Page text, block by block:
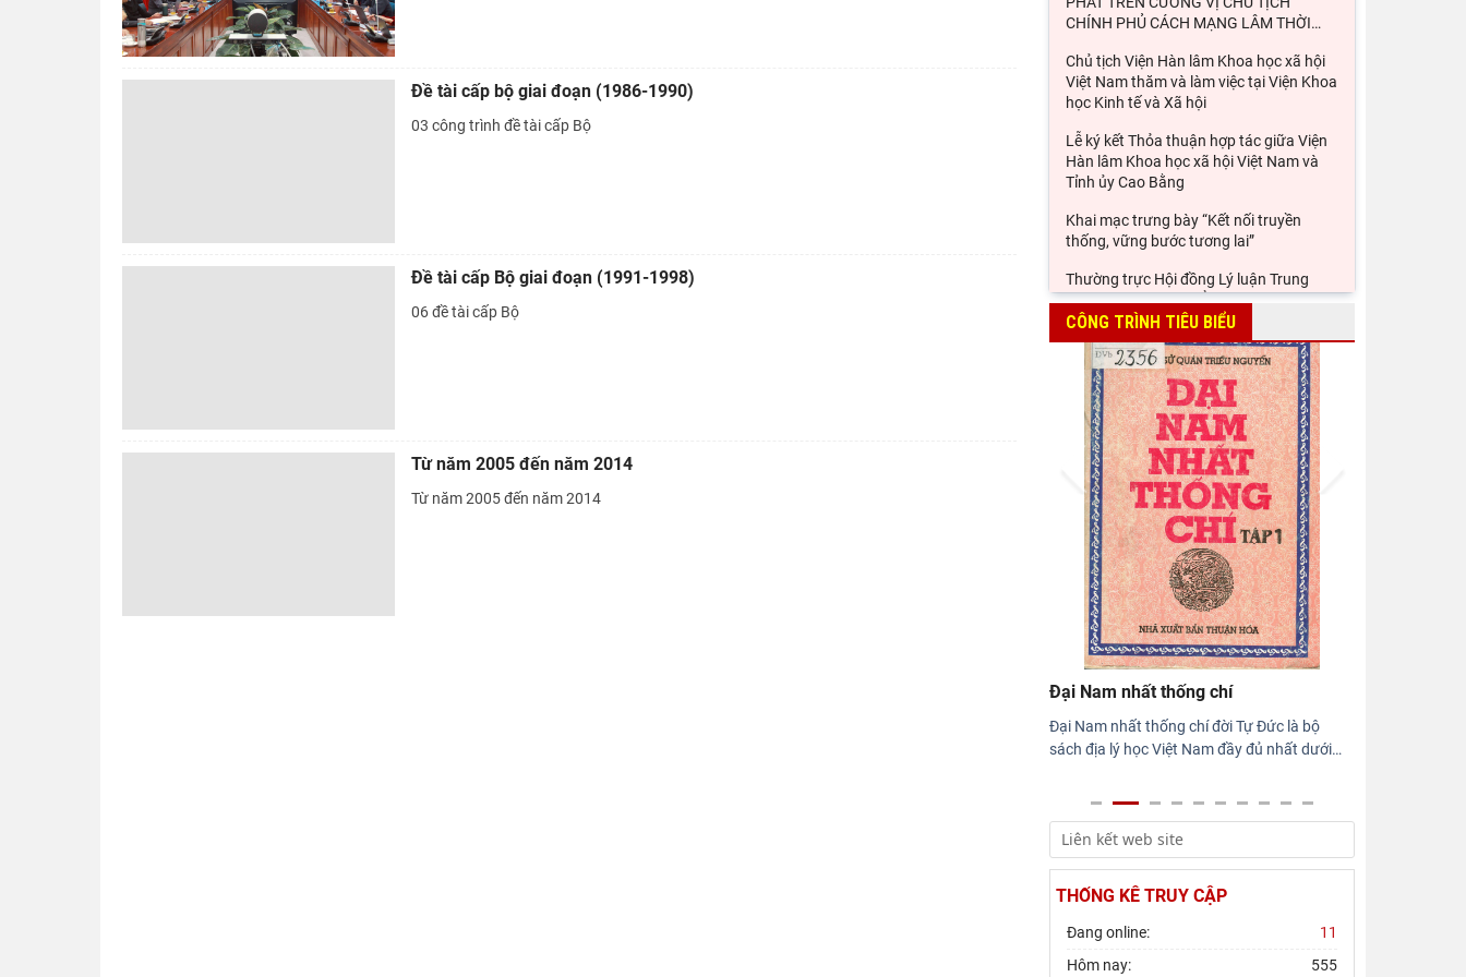
Đề tài cấp bộ giai đoạn (1986-1990)
03 công trình đề tài cấp Bộ
Đề tài cấp Bộ giai đoạn (1991-1998)
06 đề tài cấp Bộ
Từ năm 2005 đến năm 2014
Từ năm 2005 đến năm 2014
CHÍNH PHỦ CÁCH MẠNG LÂM THỜI…
Chủ tịch Viện Hàn lâm Khoa học xã hội
Việt Nam thăm và làm việc tại Viện Khoa
học Kinh tế và Xã hội
Lễ ký kết Thỏa thuận hợp tác giữa Viện
Hàn lâm Khoa học xã hội Việt Nam và
Tỉnh ủy Cao Bằng
Khai mạc trưng bày “Kết nối truyền
thống, vững bước tương lai”
Thường trực Hội đồng Lý luận Trung
ương làm việc với Tiểu ban Văn hóa - Xã
hội - Văn học, nghệ
Đảng ủy Viện Hàn lâm Khoa học xã hội
Việt Nam tổ chức Hội nghị Tập huấn
nghiệp vụ công tác kiểm
Viện Sử học tham gia Hội thảo khoa học
quốc gia "Danh nhân văn hóa Lê Quý
Đôn - Di sản và giá trị
Hội thảo khoa học quốc gia “Danh nhân
văn hóa Lê Quý Đôn - Di sản và giá trị
thời đại”
Rà soát công tác chuẩn bị Hội thảo
khoa học quốc gia "Danh nhân văn hóa
Lê Quý Đôn - Di sản và giá
CÔNG TRÌNH TIÊU BIỂU
Đại Nam nhất thống chí
Đại Nam nhất thống chí đời Tự Đức là bộ
sách địa lý học Việt Nam đầy đủ nhất dưới…
Next
THỐNG KÊ TRUY CẬP
Đang online:
11
Hôm nay:
555